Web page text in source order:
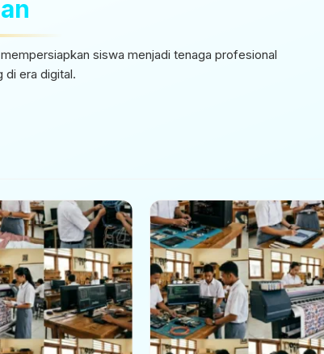
siswa menjadi tenaga profesional
di era digital.